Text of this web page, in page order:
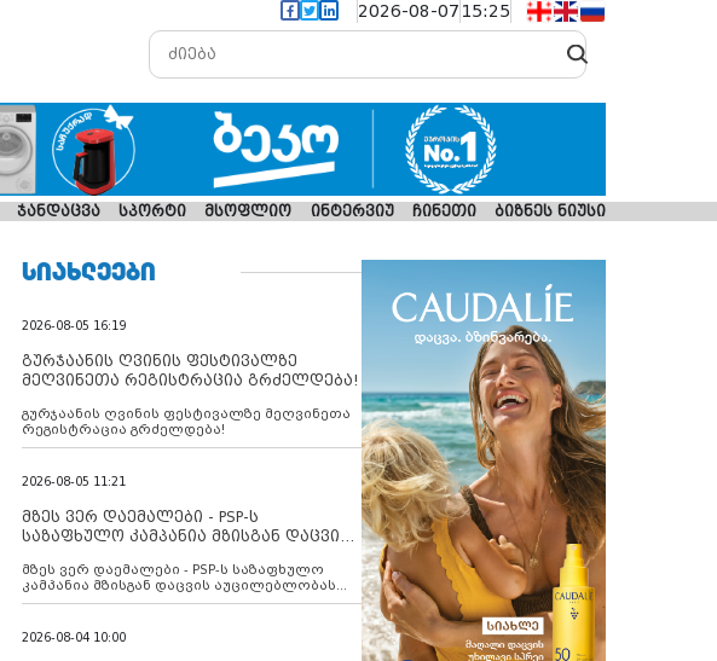
2026-08-07 15:25
ჯანდაცვა სპორტი მსოფლიო ინტერვიუ ჩინეთი ბიზნეს ნიუსი
ᲡᲘᲐᲮᲚᲔᲔᲑᲘ
2026-08-05 16:19
გურჯაანის ღვინის ფესტივალზე
მეღვინეთა რეგისტრაცია გრძელდება!
გურჯაანის ღვინის ფესტივალზე მეღვინეთა
რეგისტრაცია გრძელდება!
2026-08-05 11:21
მზეს ვერ დაემალები - PSP-ს
საზაფხულო კამპანია მზისგან დაცვის
მზეს ვერ დაემალები - PSP-ს საზაფხულო
კამპანია მზისგან დაცვის აუცილებლობას
გვახსენებს
2026-08-04 10:00